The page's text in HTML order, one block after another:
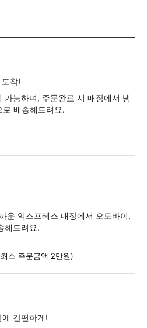
착!
가능하며, 주문완료 시 매장에서 냉
배송해드려요.
운 익스프레스 매장에서 오토바이,
해드려요.
소 주문금액 2만원)
간편하게!